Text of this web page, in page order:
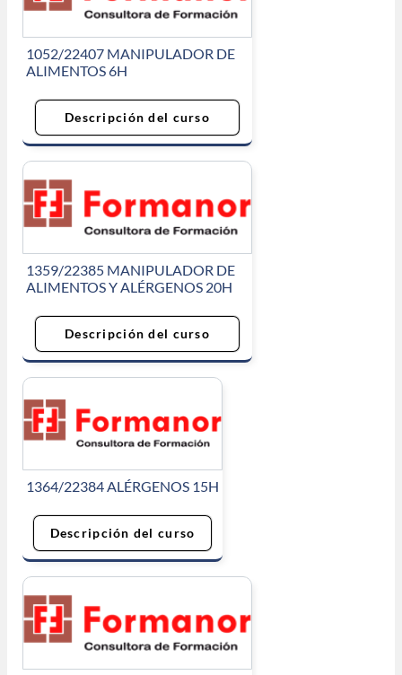
1052/22407 MANIPULADOR DE
ALIMENTOS 6H
Descripción del curso
1359/22385 MANIPULADOR DE
ALIMENTOS Y ALÉRGENOS 20H
Descripción del curso
1364/22384 ALÉRGENOS 15H
Descripción del curso